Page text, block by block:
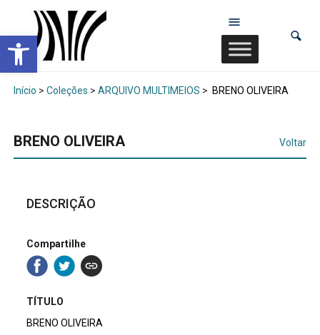
Abrir a barra de ferramentas
Início > Coleções > ARQUIVO MULTIMEIOS > BRENO OLIVEIRA
BRENO OLIVEIRA Voltar
DESCRIÇÃO
Compartilhe
TÍTULO
BRENO OLIVEIRA